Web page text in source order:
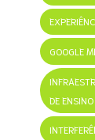
GOOGLE
DE ENSINO